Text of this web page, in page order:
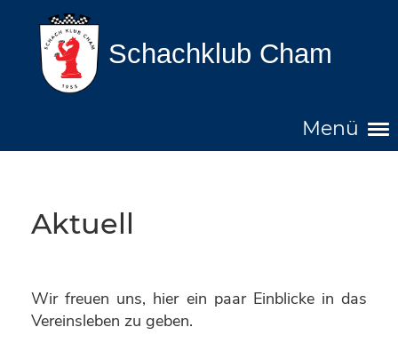
Schachklub Cham
Menü
Aktuell
Wir freuen uns, hier ein paar Einblicke in das
Vereinsleben zu geben.